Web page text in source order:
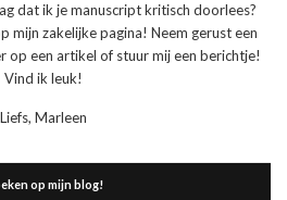
dat ik je manuscript kritisch doorlees?
mijn zakelijke pagina! Neem gerust een
op een artikel of stuur mij een berichtje!
Vind ik leuk!
Liefs, Marleen
op mijn blog!